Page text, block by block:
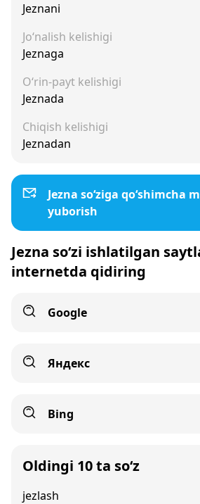
Jeznani
Jo‘nalish kelishigi
Jeznaga
O‘rin-payt kelishigi
Jeznada
Chiqish kelishigi
Jeznadan
Jezna so‘ziga qo‘shimcha
yuborish
Jezna so‘zi ishlatilgan
internetda qidiring
Google
Яндекс
Bing
Oldingi 10 ta so‘z
jezlash